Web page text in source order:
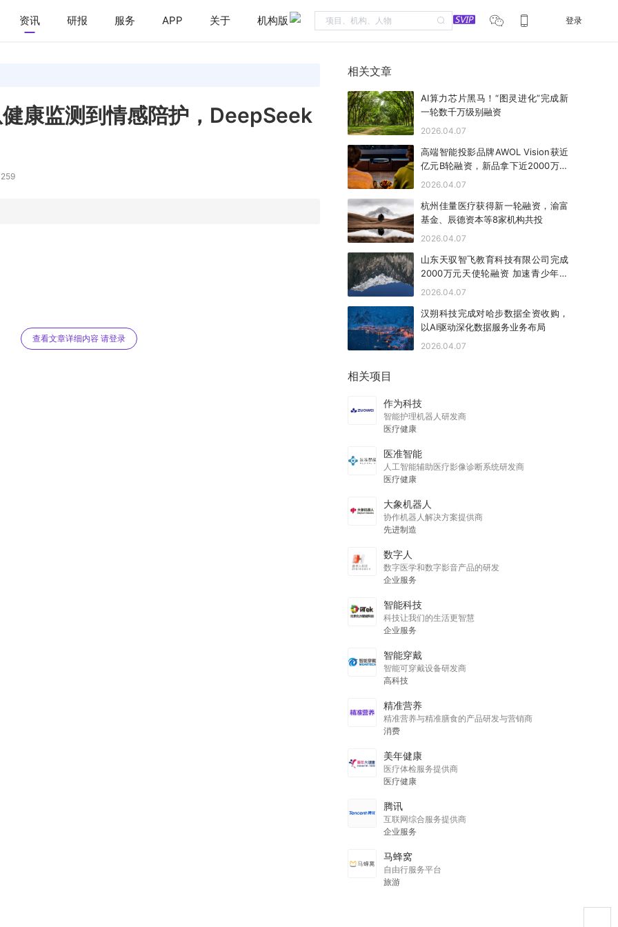
资讯 研报 服务 APP 关于 机构版 登录
康监测到情感陪护，DeepSeek
查看文章详细内容 请登录
相关文章
AI算力芯片黑马！“图灵进化”完成新
一轮数千万级别融资
2026.04.07
高端智能投影品牌AWOL Vision获近
亿元B轮融资，新品拿下近2000万美
金众筹
2026.04.07
杭州佳量医疗获得新一轮融资，渝富
基金、辰德资本等8家机构共投
2026.04.07
山东天驭智飞教育科技有限公司完成
2000万元天使轮融资 加速青少年无
人机编程教育全国布局
2026.04.07
汉朔科技完成对哈步数据全资收购，
以AI驱动深化数据服务业务布局
2026.04.07
相关项目
作为科技
智能护理机器人研发商
医疗健康
医准智能
人工智能辅助医疗影像诊断系统研发商
医疗健康
大象机器人
协作机器人解决方案提供商
先进制造
数字人
数字医学和数字影音产品的研发
企业服务
智能科技
科技让我们的生活更智慧
企业服务
智能穿戴
智能可穿戴设备研发商
高科技
精准营养
精准营养与精准膳食的产品研发与营销商
消费
美年健康
医疗体检服务提供商
医疗健康
腾讯
互联网综合服务提供商
企业服务
马蜂窝
自由行服务平台
旅游